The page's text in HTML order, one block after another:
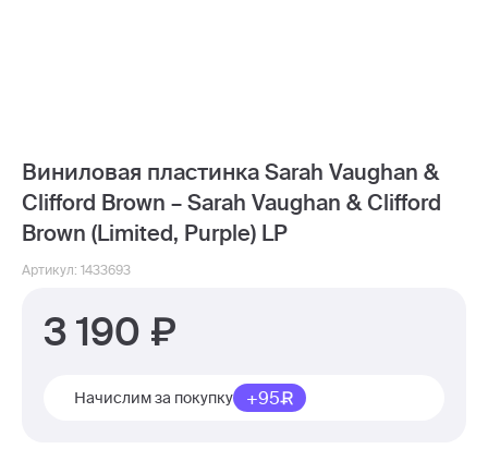
Виниловая пластинка Sarah Vaughan &
Clifford Brown – Sarah Vaughan & Clifford
Brown (Limited, Purple) LP
Артикул: 1433693
3 190
Начислим за покупку +95